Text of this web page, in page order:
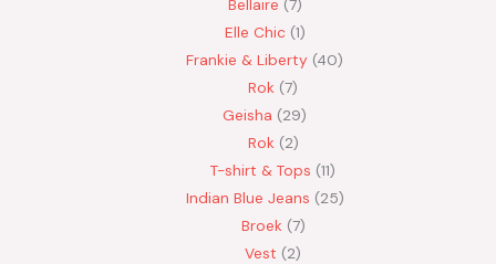
Elle Chic 1
Frankie & Liberty 40
Rok 7
Geisha
29
Rok 2
T-shirt & Tops 11
Indian Blue Jeans 25
Broek 7
Vest
2